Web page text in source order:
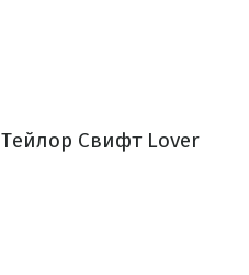
Тейлор Свифт Lover